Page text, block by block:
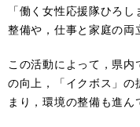
「働く女性応援隊ひろ
整備や，仕事と家庭の両
この活動によって，県
の向上，「イクボス」
まり，環境の整備も進ん